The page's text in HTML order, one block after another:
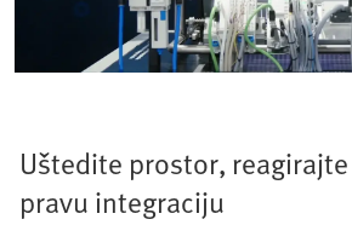
Uštedite prostor,
pravu integraciju